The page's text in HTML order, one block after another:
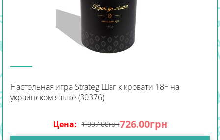
Настольная игра Strateg Шаг к кровати 18+ на
украинском языке (30376)
Цена: 1 007.00грн726.00грн